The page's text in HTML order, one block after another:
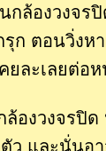
กล้องวงจร
ก ตอนวิ่งห
ยละเลยต่อ
องวงจรปิ
ว และนั่นอ